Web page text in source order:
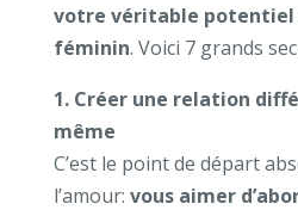
votre véritable potentiel
féminin. Voici 7 grands
1. Créer une relation
même
C’est le point de départ
l’amour: vous aimer